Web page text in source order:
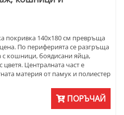
покривка 140х180 см превръща
По периферията се разгръща
с кошници, боядисани яйца,
цветя. Централната част е
материя от памук и полиестер
лесно и е практичен избор
обяд или специална украса,
към съвременен уют.
ПОРЪЧАЙ